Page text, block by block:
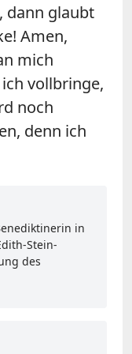
dann glaubt
Amen,
mich
vollbringe,
noch
denn ich
in
Stein-
des